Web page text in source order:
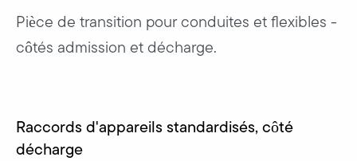
Pièce de transition pour conduites et flexibles -
côtés admission et décharge.
Raccords d'appareils standardisés, côté
décharge